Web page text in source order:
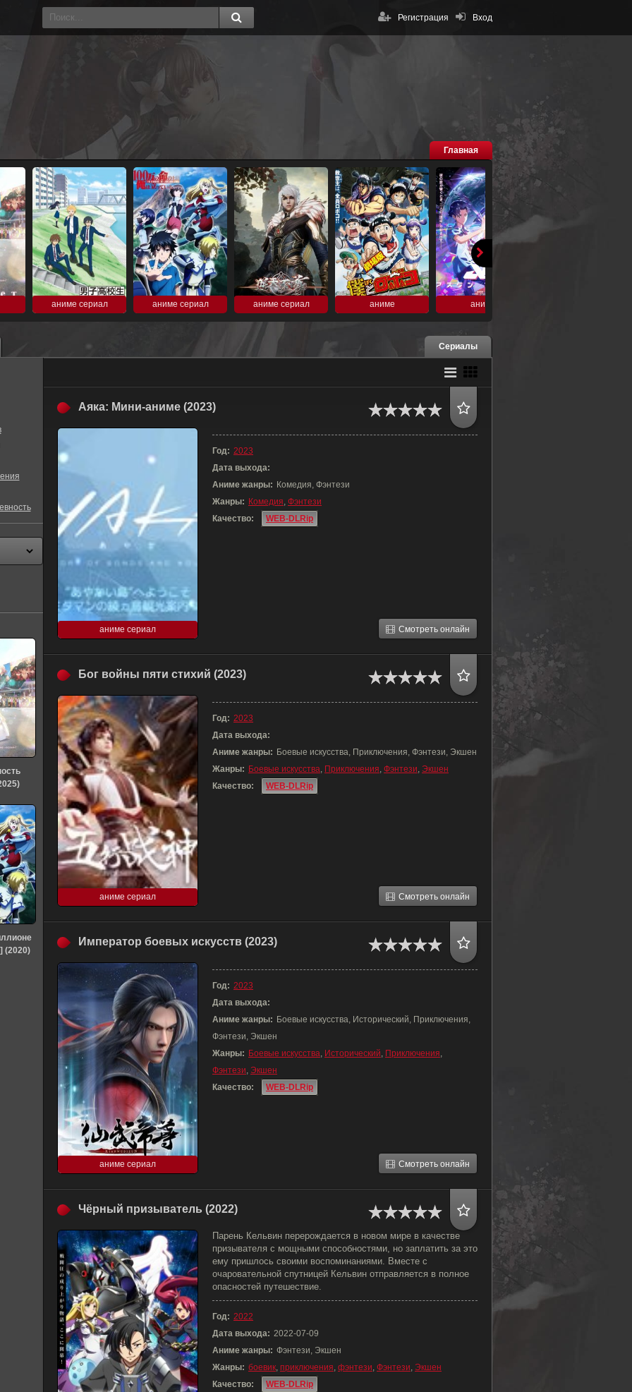
Вход
Регистрация
Главная
аниме сериал аниме сериал аниме сериал аниме аниме
Сериалы
Аяка: Мини-аниме (2023)
аниме сериал
Год: 2023
Дата выхода:
Аниме жанры: Комедия, Фэнтези
Жанры: Комедия, Фэнтези
Качество:
WEB-DLRip
Смотреть онлайн
Бог войны пяти стихий (2023)
аниме сериал
Год: 2023
Дата выхода:
Аниме жанры: Боевые искусства, Приключения, Фэнтези, Экшен
Жанры: Боевые искусства, Приключения, Фэнтези, Экшен
Качество:
WEB-DLRip
Смотреть онлайн
Император боевых искусств (2023)
аниме сериал
Год: 2023
Дата выхода:
Аниме жанры: Боевые искусства, Исторический, Приключения,
Фэнтези, Экшен
Жанры: Боевые искусства, Исторический, Приключения,
Фэнтези, Экшен
Качество:
WEB-DLRip
Смотреть онлайн
Чёрный призыватель (2022)
Парень Кельвин перерождается в новом мире в качестве
призывателя с мощными способностями, но заплатить за это
ему пришлось своими воспоминаниями. Вместе с
очаровательной спутницей Кельвин отправляется в полное
опасностей путешествие.
Год: 2022
Дата выхода: 2022-07-09
Аниме жанры: Фэнтези, Экшен
Жанры: боевик, приключения, фэнтези, Фэнтези, Экшен
Качество:
WEB-DLRip
(2020)